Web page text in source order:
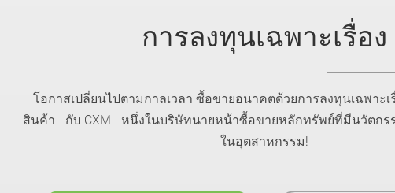
การลงทุนเฉพาะเรื่อง
โอกาสเปลี่ยนไปตามกาลเวลา ซื้อขายอนาคตด้วยการลงทุนเฉพาะเ
สินค้า - กับ CXM - หนึ่งในบริษัทนายหน้าซื้อขายหลักทรัพย์ที่มีนวัตกร
ในอุตสาหกรรม!